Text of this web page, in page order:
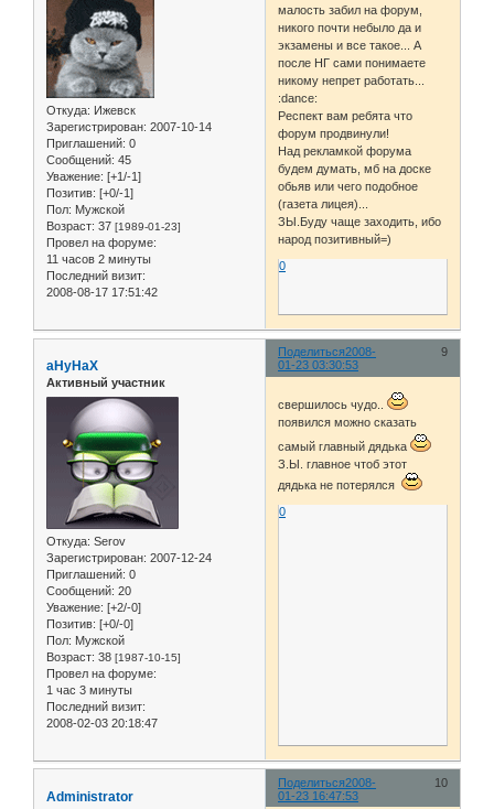
Откуда: Ижевск
Зарегистрирован: 2007-10-14
Приглашений: 0
Сообщений: 45
Уважение: [+1/-1]
Позитив: [+0/-1]
Пол: Мужской
Возраст: 37 [1989-01-23]
Провел на форуме:
11 часов 2 минуты
Последний визит:
2008-08-17 17:51:42
малость забил на форум,
никого почти небыло да и
экзамены и все такое... А
после НГ сами понимаете
никому непрет работать...
:dance:
Респект вам ребята что
форум продвинули!
Над рекламкой форума
будем думать, мб на доске
обьяв или чего подобное
(газета лицея)...
ЗЫ.Буду чаще заходить, ибо
народ позитивный=)
0
Поделиться 9
2008-
01-23 03:30:53
aHyHaX
Активный участник
Откуда: Serov
Зарегистрирован: 2007-12-24
Приглашений: 0
Сообщений: 20
Уважение: [+2/-0]
Позитив: [+0/-0]
Пол: Мужской
Возраст: 38 [1987-10-15]
Провел на форуме:
1 час 3 минуты
Последний визит:
2008-02-03 20:18:47
свершилось чудо..
появился можно сказать
самый главный дядька
З.Ы. главное чтоб этот
дядька не потерялся
0
Поделиться 10
2008-
01-23 16:47:53
Administrator